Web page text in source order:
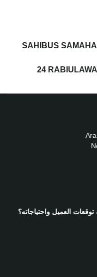
SAHIBUS
24
العميل واحتياجاته؟